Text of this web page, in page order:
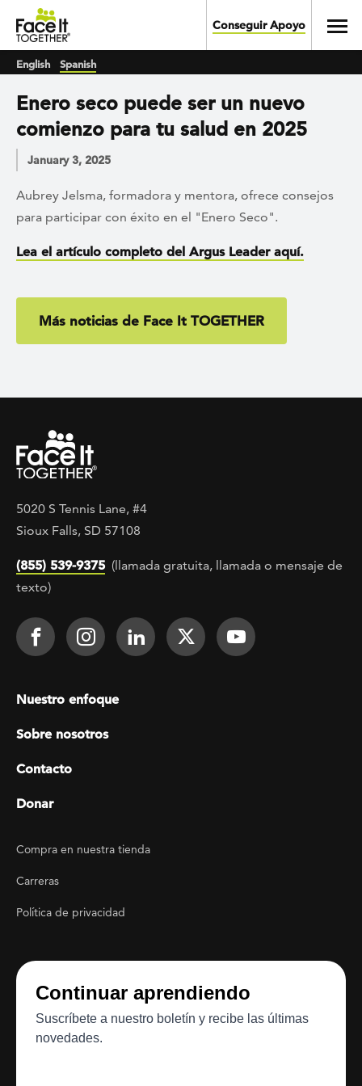
Skip to main content
Conseguir Apoyo
English Spanish
Enero seco puede ser un nuevo
comienzo para tu salud en 2025
January 3, 2025
Aubrey Jelsma, formadora y mentora, ofrece consejos
para participar con éxito en el "Enero Seco".
Lea el artículo completo del Argus Leader aquí.
Más noticias de Face It TOGETHER
5020 S Tennis Lane, #4
Sioux Falls, SD 57108
(855) 539-9375 (llamada gratuita, llamada o mensaje de
texto)
Footer Social
Face It TOGETHER on Facebook
Face It TOGETHER on
Face It TOGETHER on
Face ItFace It
Footer menu
Nuestro enfoque
Sobre nosotros
Contacto
Donar
Footer Utility
Compra en nuestra tienda
Carreras
Política de privacidad